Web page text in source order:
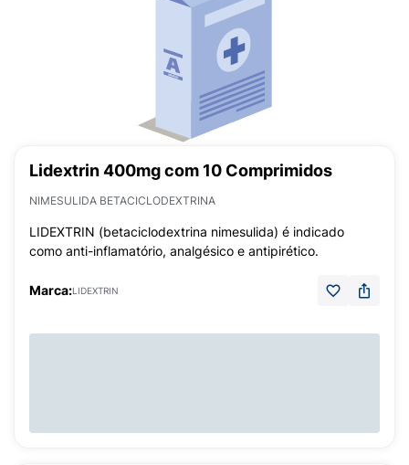
Lidextrin 400mg com 10 Comprimidos
NIMESULIDA BETACICLODEXTRINA
LIDEXTRIN (betaciclodextrina nimesulida) é indicado
como anti-inflamatório, analgésico e antipirético.
Marca:LIDEXTRIN